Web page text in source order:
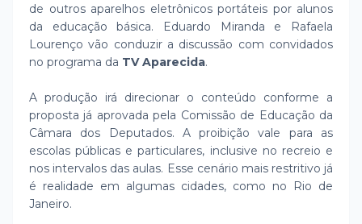
de outros aparelhos eletrônicos portáteis por alunos
da educação básica. Eduardo Miranda e Rafaela
Lourenço vão conduzir a discussão com convidados
no programa da TV Aparecida.
A produção irá direcionar o conteúdo conforme a
proposta já aprovada pela Comissão de Educação da
Câmara dos Deputados. A proibição vale para as
escolas públicas e particulares, inclusive no recreio e
nos intervalos das aulas. Esse cenário mais restritivo já
é realidade em algumas cidades, como no Rio de
Janeiro.